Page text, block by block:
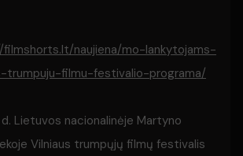
naujiena/mo-lankytojams-
trumpuju-filmu-festivalio-programa/
d. Lietuvos nacionalinėje Martyno
Vilniaus trumpųjų filmų festivalis